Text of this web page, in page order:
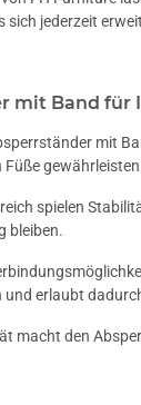
sich jederzeit
mit Band für
mit
spielen
bleiben.
und erlaubt
macht den